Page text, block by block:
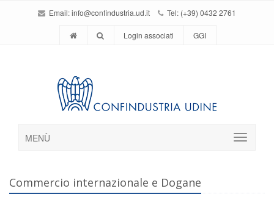
Email:info@confindustria.ud.it Tel: (+39) 0432 2761
Login associati GGI
MENÙ
Commercio internazionale e Dogane